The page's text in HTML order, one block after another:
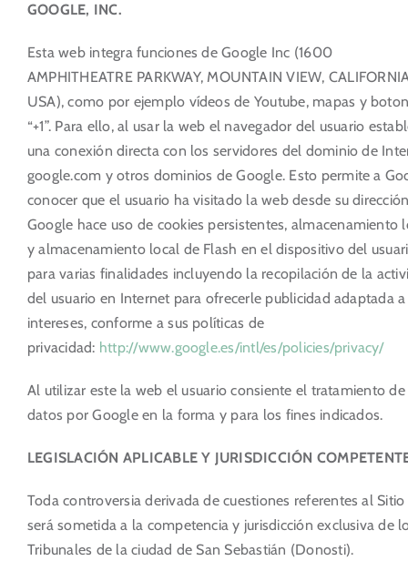
GOOGLE, INC.
Esta web integra funciones de Google Inc (1600
AMPHITHEATRE PARKWAY, MOUNTAIN VIEW,
USA), como por ejemplo vídeos de Youtube, mapas y
“+1”. Para ello, al usar la web el navegador del usuario
una conexión directa con los servidores del dominio de
google.com y otros dominios de Google. Esto permite a
conocer que el usuario ha visitado la web desde su
Google hace uso de cookies persistentes, almacenamiento
y almacenamiento local de Flash en el dispositivo del
para varias finalidades incluyendo la recopilación de la
del usuario en Internet para ofrecerle publicidad adaptada a
intereses, conforme a sus políticas de
privacidad: http://www.google.es/intl/es/policies/privacy/
Al utilizar este la web el usuario consiente el tratamiento de
datos por Google en la forma y para los fines indicados.
LEGISLACIÓN APLICABLE Y JURISDICCIÓN
Toda controversia derivada de cuestiones referentes al Sitio
será sometida a la competencia y jurisdicción exclusiva de
Tribunales de la ciudad de San Sebastián (Donosti).